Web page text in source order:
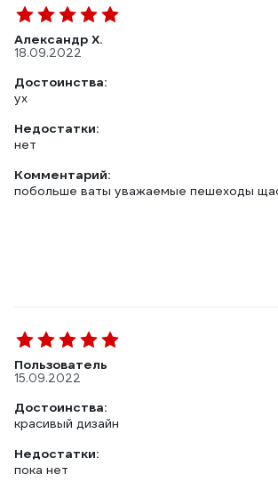
Александр Х.
18.09.2022
Достоинства:
ух
Недостатки:
нет
Комментарий:
побольше ваты уважаемые пешеходы
Пользователь
15.09.2022
Достоинства:
красивый дизайн
Недостатки:
пока нет